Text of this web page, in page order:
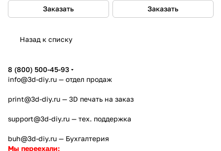
Заказать Заказать
Назад к списку
8 (800) 500-45-93
info@3d-diy.ru — отдел продаж
print@3d-diy.ru — 3D печать на заказ
support@3d-diy.ru — тех. поддержка
buh@3d-diy.ru — Бухгалтерия
Мы переехали: